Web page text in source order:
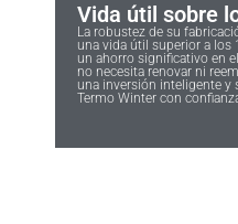
Vida útil sobre
La robustez de su
una vida útil superior a los
un ahorro significativo en
no necesita renovar ni
una inversión inteligente y
Termo Winter con